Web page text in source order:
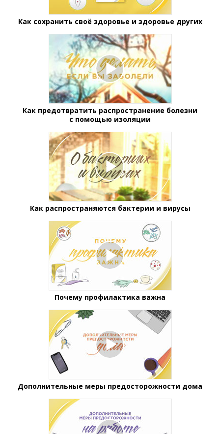
Как сохранить своё здоровье и здоровье других
Как предотвратить распространение болезни
с помощью изоляции
Как распространяются бактерии и вирусы
Почему профилактика важна
Дополнительные меры предосторожности дома